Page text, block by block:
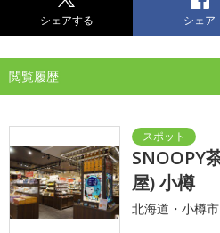
シェアする シェア
閲覧履歴
SNOOPY
屋) 小樽
北海道・小樽市